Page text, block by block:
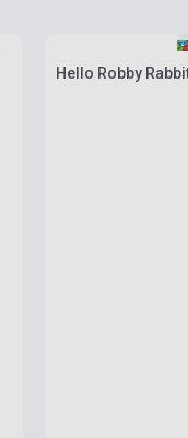
Hello Robby